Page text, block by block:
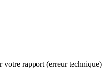
votre rapport (erreur technique)